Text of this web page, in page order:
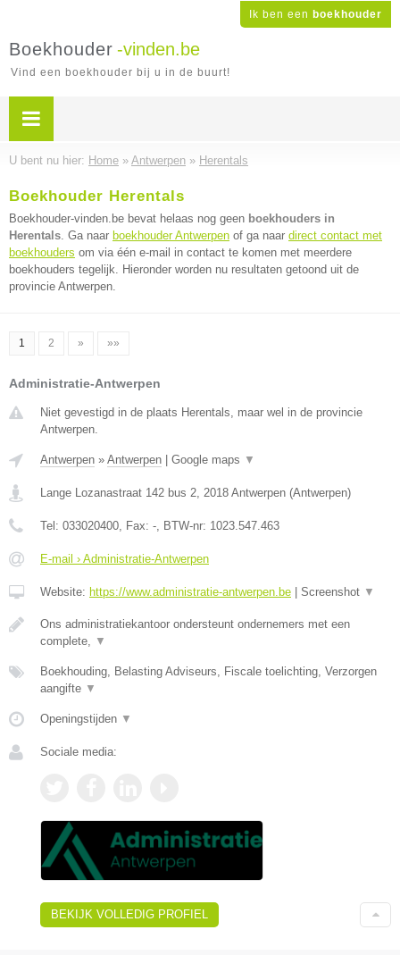
Ik ben een boekhouder
Boekhouder -vinden.be
Vind een boekhouder bij u in de buurt!
U bent nu hier: Home » Antwerpen » Herentals
Boekhouder Herentals
Boekhouder-vinden.be bevat helaas nog geen boekhouders in
Herentals. Ga naar boekhouder Antwerpen of ga naar direct contact met
boekhouders om via één e-mail in contact te komen met meerdere
boekhouders tegelijk. Hieronder worden nu resultaten getoond uit de
provincie Antwerpen.
1 2 » »»
Administratie-Antwerpen
Niet gevestigd in de plaats Herentals, maar wel in de provincie
Antwerpen.
Antwerpen » Antwerpen Google maps ▼
Lange Lozanastraat 142 bus 2, 2018 Antwerpen (Antwerpen)
Tel: 033020400, Fax: -, BTW-nr: 1023.547.463
E-mail › Administratie-Antwerpen
Website: https://www.administratie-antwerpen.be Screenshot ▼
Ons administratiekantoor ondersteunt ondernemers met een
complete, ▼
Boekhouding, Belasting Adviseurs, Fiscale toelichting, Verzorgen
aangifte ▼
Openingstijden ▼
Sociale media:
BEKIJK VOLLEDIG PROFIEL